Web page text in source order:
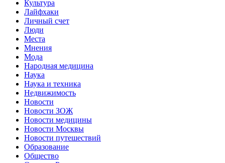
Культура
Лайфхаки
Личный счет
Люди
Места
Мнения
Мода
Народная медицина
Наука
Наука и техника
Недвижимость
Новости
Новости ЗОЖ
Новости медицины
Новости Москвы
Новости путешествий
Образование
Общество